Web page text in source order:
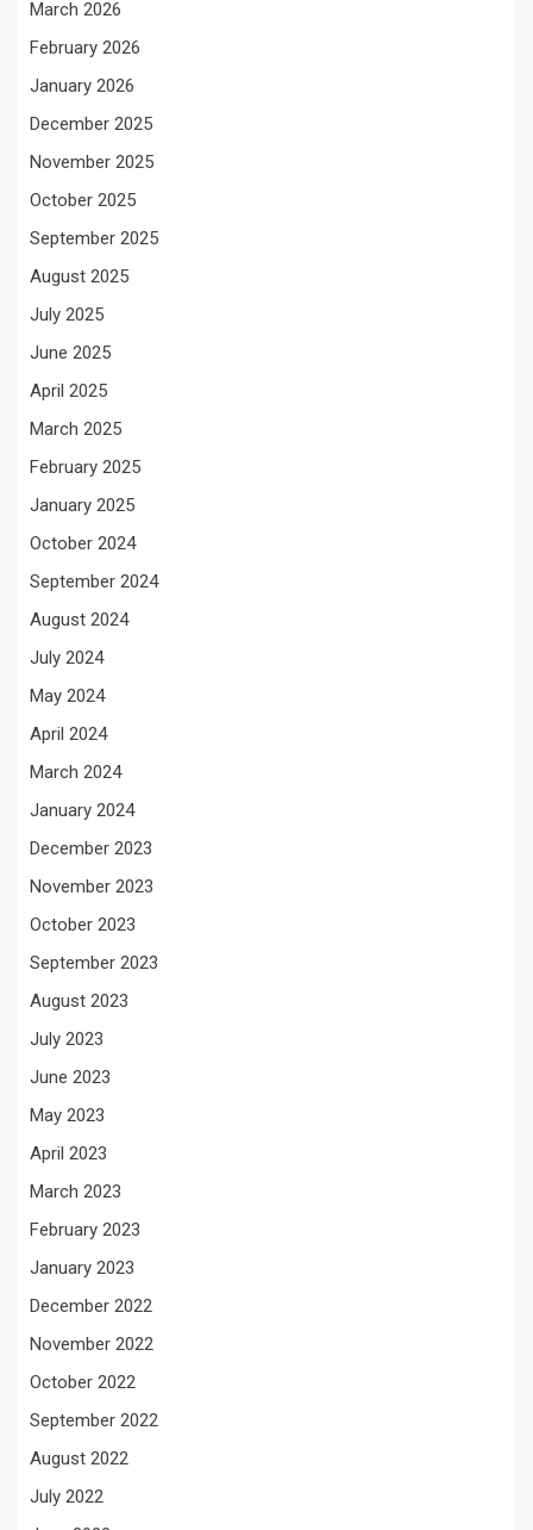
March 2026
February 2026
January 2026
December 2025
November 2025
October 2025
September 2025
August 2025
July 2025
June 2025
April 2025
March 2025
February 2025
January 2025
October 2024
September 2024
August 2024
July 2024
May 2024
April 2024
March 2024
January 2024
December 2023
November 2023
October 2023
September 2023
August 2023
July 2023
June 2023
May 2023
April 2023
March 2023
February 2023
January 2023
December 2022
November 2022
October 2022
September 2022
August 2022
July 2022